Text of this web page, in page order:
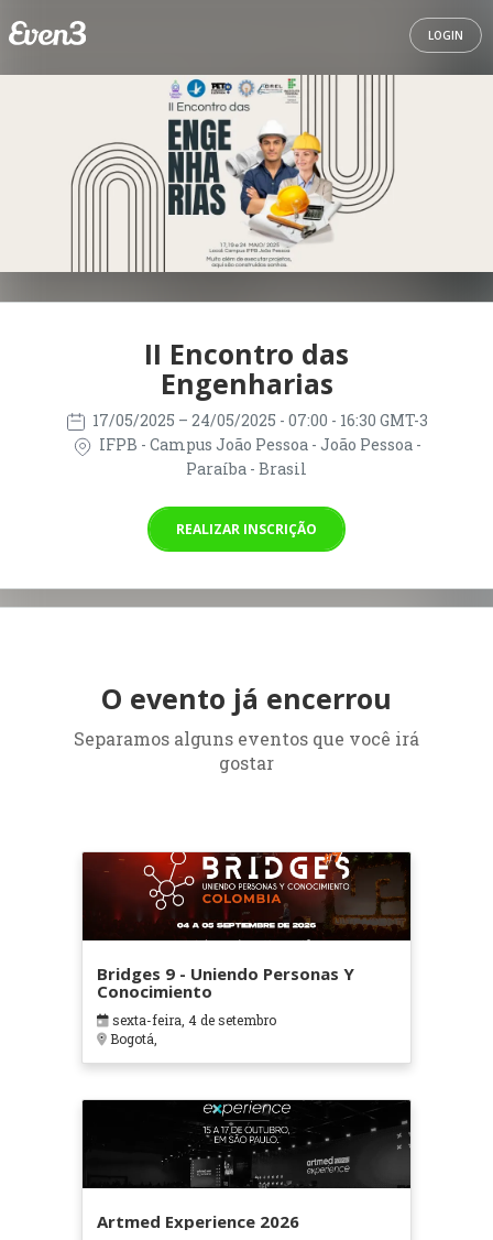
LOGIN
II Encontro das
Engenharias
17/05/2025 – 24/05/2025 - 07:00 - 16:30 GMT-3
IFPB - Campus João Pessoa - João Pessoa -
Paraíba - Brasil
REALIZAR INSCRIÇÃO
O evento já encerrou
Separamos alguns eventos que você irá
gostar
Bridges 9 - Uniendo Personas Y
Conocimiento
sexta-feira, 4 de setembro
Bogotá,
Artmed Experience 2026